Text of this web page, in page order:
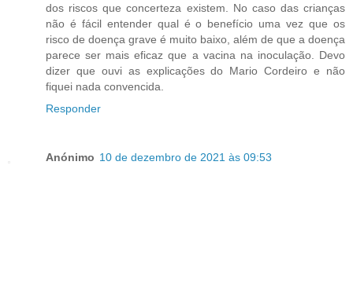
dos riscos que concerteza existem. No caso das crianças
não é fácil entender qual é o benefício uma vez que os
risco de doença grave é muito baixo, além de que a doença
parece ser mais eficaz que a vacina na inoculação. Devo
dizer que ouvi as explicações do Mario Cordeiro e não
fiquei nada convencida.
Responder
Anónimo 10 de dezembro de 2021 às 09:53